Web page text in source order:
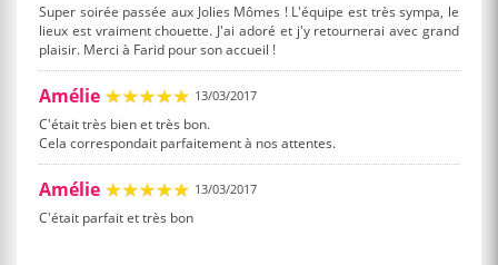
Super soirée passée aux Jolies Mômes ! L'équipe est très sympa, le
lieux est vraiment chouette. J'ai adoré et j'y retournerai avec grand
plaisir. Merci à Farid pour son accueil !
Amélie 13/03/2017
C'était très bien et très bon.
Cela correspondait parfaitement à nos attentes.
Amélie 13/03/2017
C'était parfait et très bon